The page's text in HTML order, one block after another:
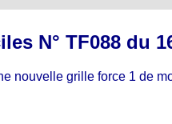
N° TF088 du
nouvelle grille force 1 de